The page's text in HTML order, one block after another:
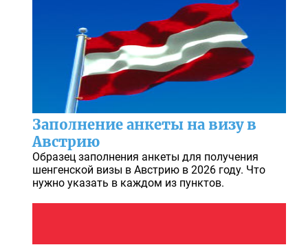
Заполнение анкеты на визу в
Австрию
Образец заполнения анкеты для получения
шенгенской визы в Австрию в 2026 году. Что
нужно указать в каждом из пунктов.